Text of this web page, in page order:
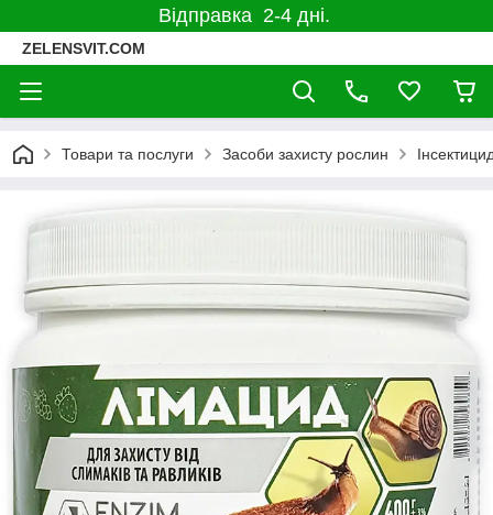
Відправка 2-4 дні.
ZELENSVIT.COM
Товари та послуги Засоби захисту рослин